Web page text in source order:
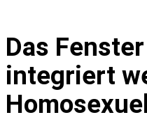
Das
integriert